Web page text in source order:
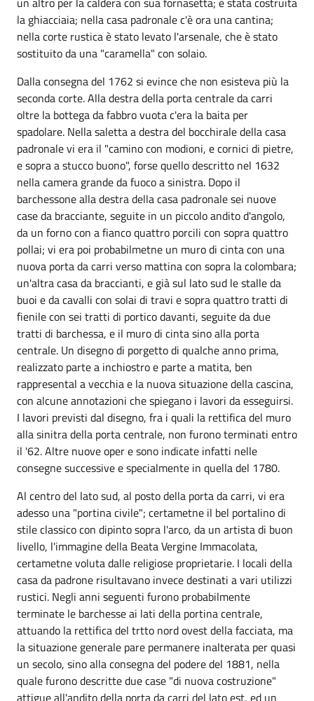
la ghiacciaia; nella casa padronale c'è ora una cantina;
nella corte rustica è stato levato l'arsenale, che è stato
sostituito da una "caramella" con solaio.
Dalla consegna del 1762 si evince che non esisteva più la
seconda corte. Alla destra della porta centrale da carri
oltre la bottega da fabbro vuota c'era la baita per
spadolare. Nella saletta a destra del bocchirale della casa
padronale vi era il "camino con modioni, e cornici di pietre,
e sopra a stucco buono", forse quello descritto nel 1632
nella camera grande da fuoco a sinistra. Dopo il
barchessone alla destra della casa padronale sei nuove
case da bracciante, seguite in un piccolo andito d'angolo,
da un forno con a fianco quattro porcili con sopra quattro
pollai; vi era poi probabilmetne un muro di cinta con una
nuova porta da carri verso mattina con sopra la colombara;
un'altra casa da braccianti, e già sul lato sud le stalle da
buoi e da cavalli con solai di travi e sopra quattro tratti di
fienile con sei tratti di portico davanti, seguite da due
tratti di barchessa, e il muro di cinta sino alla porta
centrale. Un disegno di porgetto di qualche anno prima,
realizzato parte a inchiostro e parte a matita, ben
rappresental a vecchia e la nuova situazione della cascina,
con alcune annotazioni che spiegano i lavori da esseguirsi.
I lavori previsti dal disegno, fra i quali la rettifica del muro
alla sinitra della porta centrale, non furono terminati entro
il '62. Altre nuove oper e sono indicate infatti nelle
consegne successive e specialmente in quella del 1780.
Al centro del lato sud, al posto della porta da carri, vi era
adesso una "portina civile"; certametne il bel portalino di
stile classico con dipinto sopra l'arco, da un artista di buon
livello, l'immagine della Beata Vergine Immacolata,
certametne voluta dalle religiose proprietarie. I locali della
casa da padrone risultavano invece destinati a vari utilizzi
rustici. Negli anni seguenti furono probabilmente
terminate le barchesse ai lati della portina centrale,
attuando la rettifica del trtto nord ovest della facciata, ma
la situazione generale pare permanere inalterata per quasi
un secolo, sino alla consegna del podere del 1881, nella
quale furono descritte due case "di nuova costruzione"
attigue all'andito della porta da carri del lato est, ed un